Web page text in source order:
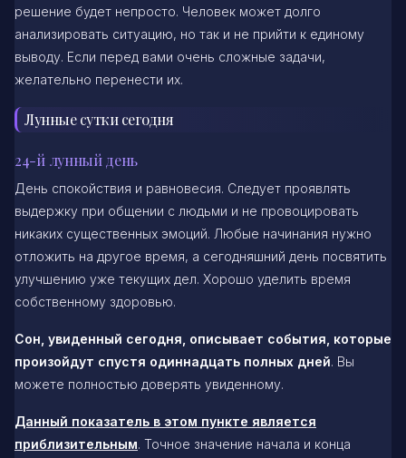
решение будет непросто. Человек может долго
анализировать ситуацию, но так и не прийти к единому
выводу. Если перед вами очень сложные задачи,
желательно перенести их.
Лунные сутки сегодня
24-й лунный день
День спокойствия и равновесия. Следует проявлять
выдержку при общении с людьми и не провоцировать
никаких существенных эмоций. Любые начинания нужно
отложить на другое время, а сегодняшний день посвятить
улучшению уже текущих дел. Хорошо уделить время
собственному здоровью.
Сон, увиденный сегодня, описывает события, которые
произойдут спустя одиннадцать полных дней. Вы
можете полностью доверять увиденному.
Данный показатель в этом пункте является
приблизительным. Точное значение начала и конца